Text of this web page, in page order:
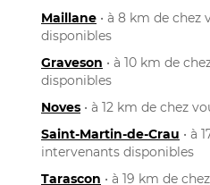
Maillane • à 8 km de chez
disponibles
Graveson • à 10 km de
disponibles
Noves • à 12 km de chez
Saint-Martin-de-Crau • à
intervenants disponibles
Tarascon • à 19 km de